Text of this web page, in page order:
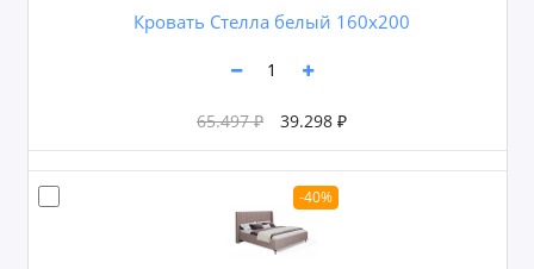
Кровать Стелла белый 160х200
65.497 ₽ 39.298 ₽
-40%